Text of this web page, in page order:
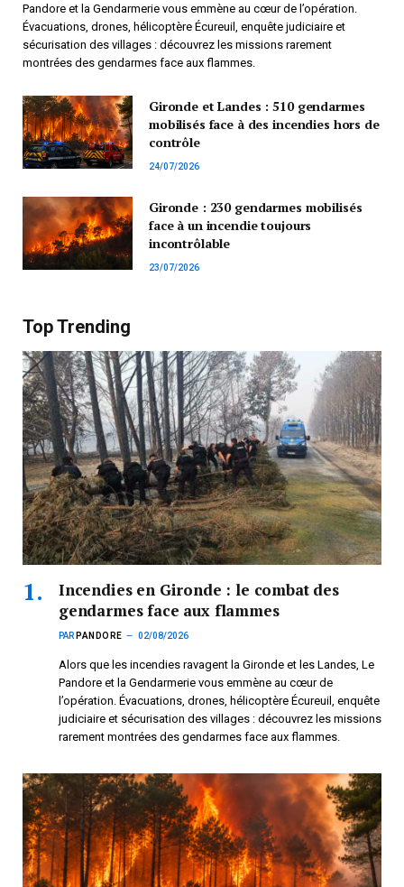
Pandore et la Gendarmerie vous emmène au cœur de l’opération.
Évacuations, drones, hélicoptère Écureuil, enquête judiciaire et
sécurisation des villages : découvrez les missions rarement
montrées des gendarmes face aux flammes.
Gironde et Landes : 510 gendarmes
mobilisés face à des incendies hors de
contrôle
24/07/2026
Gironde : 230 gendarmes mobilisés
face à un incendie toujours
incontrôlable
23/07/2026
Top Trending
Incendies en Gironde : le combat des
gendarmes face aux flammes
PAR PANDORE 02/08/2026
Alors que les incendies ravagent la Gironde et les Landes, Le
Pandore et la Gendarmerie vous emmène au cœur de
l’opération. Évacuations, drones, hélicoptère Écureuil, enquête
judiciaire et sécurisation des villages : découvrez les missions
rarement montrées des gendarmes face aux flammes.